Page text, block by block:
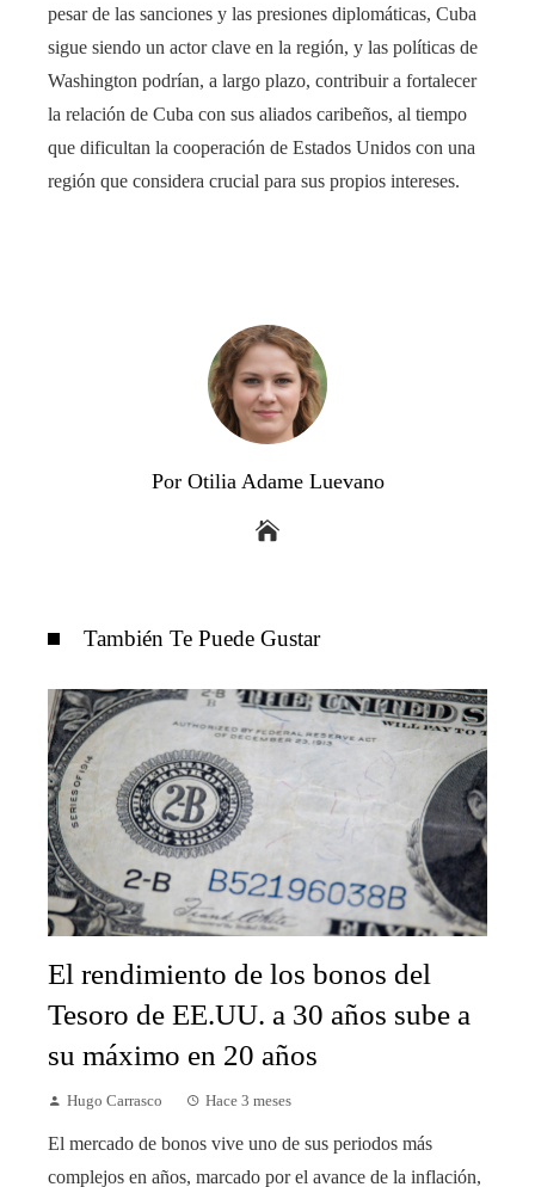
pesar de las sanciones y las presiones diplomáticas, Cuba
sigue siendo un actor clave en la región, y las políticas de
Washington podrían, a largo plazo, contribuir a fortalecer
la relación de Cuba con sus aliados caribeños, al tiempo
que dificultan la cooperación de Estados Unidos con una
región que considera crucial para sus propios intereses.
Por Otilia Adame Luevano
También Te Puede Gustar
El rendimiento de los bonos del
Tesoro de EE.UU. a 30 años sube a
su máximo en 20 años
Hugo Carrasco Hace 3 meses
El mercado de bonos vive uno de sus periodos más
complejos en años, marcado por el avance de la inflación,